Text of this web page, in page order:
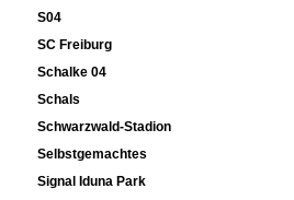
S04
SC Freiburg
Schalke 04
Schals
Schwarzwald-Stadion
Selbstgemachtes
Signal Iduna Park